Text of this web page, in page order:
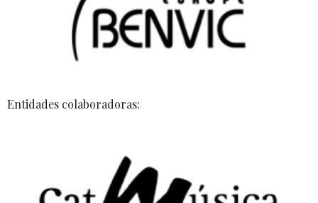
Entidades colaboradoras: